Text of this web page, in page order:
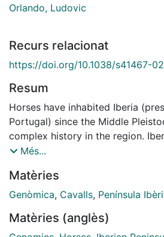
Orlando, Ludovic
Recurs relacionat
https://doi.org/10.1038/s41467-
Resum
Horses have inhabited Iberia
Portugal) since the Middle
complex history in the region.
proposed as a potential
we generate genome-wide
ancient horse specimens (median
reconstruct their genetic history
Més...
Matèries
Genòmica, Cavalls, Península
Matèries (anglès)